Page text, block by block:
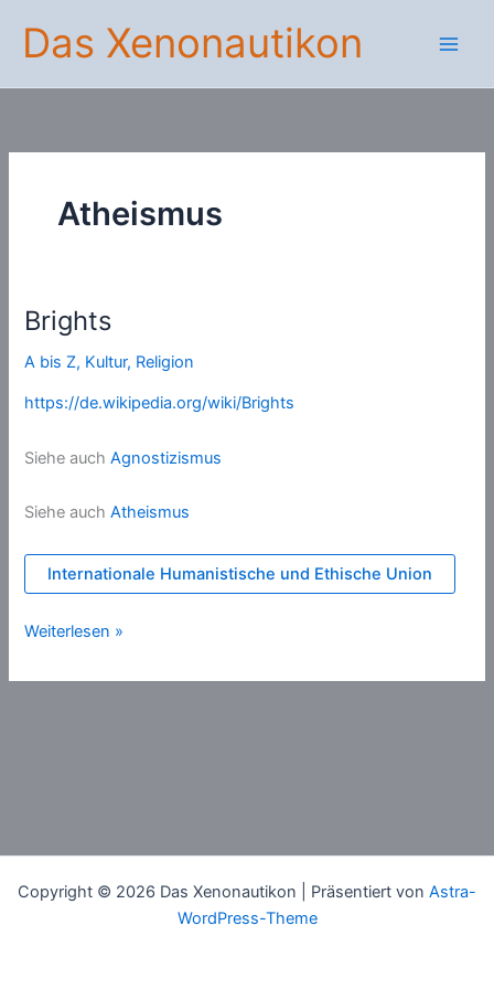
Inhalt
springen
Das Xenonautikon
Atheismus
Brights
A bis Z, Kultur, Religion
https://de.wikipedia.org/wiki/Brights
Siehe auchAgnostizismus
Siehe auchAtheismus
Internationale Humanistische und Ethische Union
Brights
Weiterlesen »
Copyright © 2026 Das Xenonautikon | Präsentiert von Astra-
WordPress-Theme